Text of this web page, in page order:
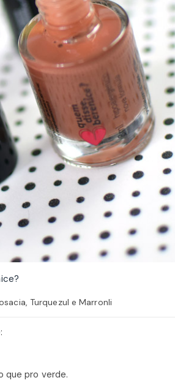
Turquezul e Marronli
que pro verde.